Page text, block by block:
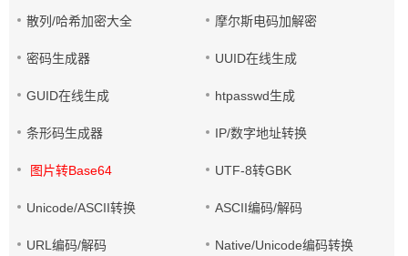
散列/哈希加密大全 摩尔斯电码加解密
密码生成器 UUID在线生成
GUID在线生成 htpasswd生成
条形码生成器 IP/数字地址转换
图片转Base64 UTF-8转GBK
Unicode/ASCII转换 ASCII编码/解码
URL编码/解码 Native/Unicode编码转换